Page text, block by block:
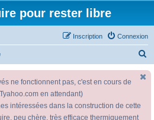
pour rester libre
Connexion
Inscription
ne fonctionnent pas, c'est en cours de
en attendant)
intéressées dans la construction de cette
peu chère, très efficace thermiquement